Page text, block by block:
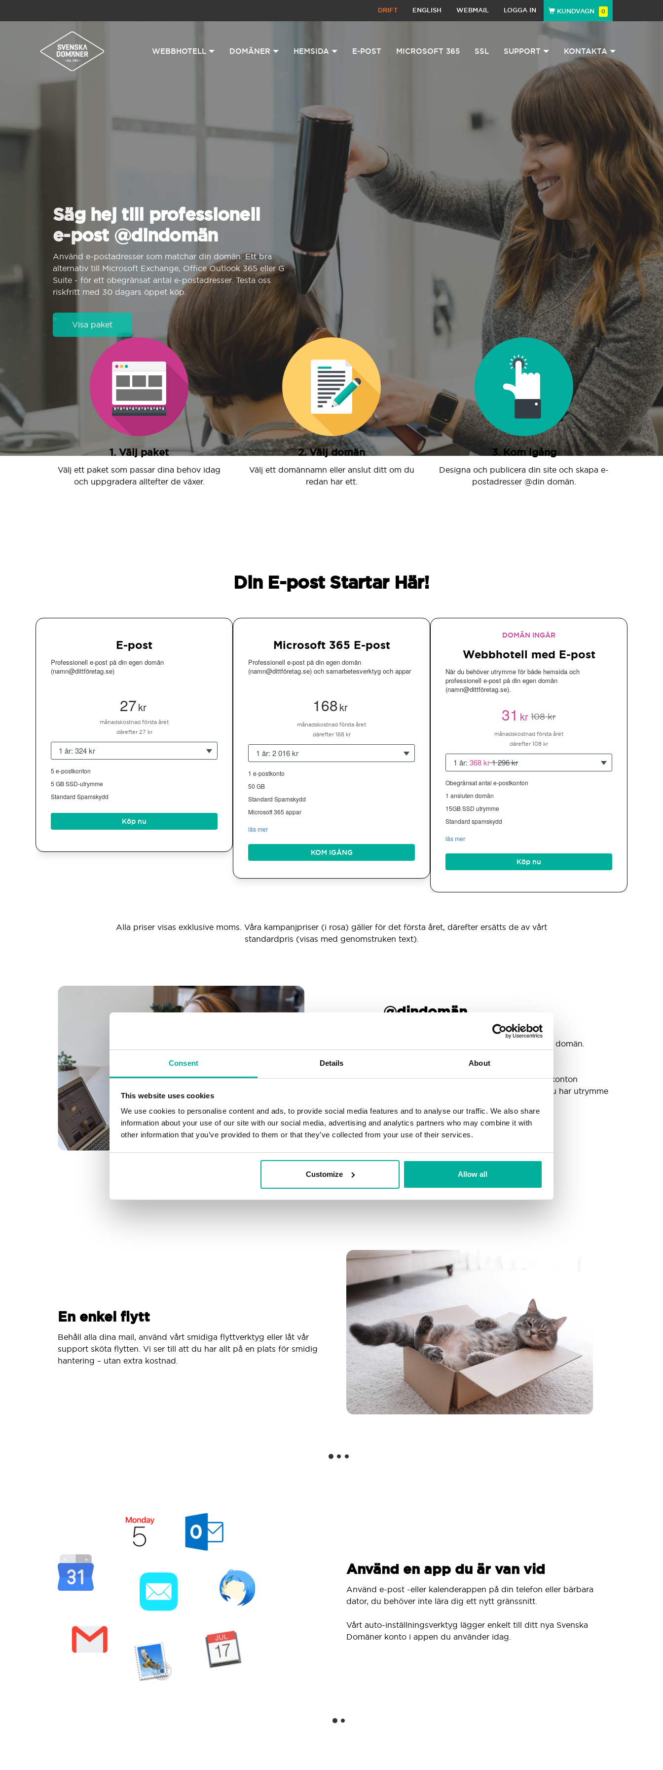
Consent Details About
This website uses cookies
We use cookies to personalise content and ads, to provide social media features and to analyse our traffic. We also share
information about your use of our site with our social media, advertising and analytics partners who may combine it with
other information that you’ve provided to them or that they’ve collected from your use of their services.
Customize Allow all
DRIFT ENGLISH WEBMAIL LOGGA IN KUNDVAGN 0
WEBBHOTELL DOMÄNER HEMSIDA E-POST MICROSOFT 365 SSL SUPPORT KONTAKTA
Säg hej till professionell
e-post @dindomän
Använd e-postadresser som matchar din domän. Ett bra
alternativ till Microsoft Exchange, Office Outlook 365 eller G
Suite - för ett obegränsat antal e-postadresser. Testa oss
riskfritt med 30 dagars öppet köp.
Visa paket
1. Välj paket
Välj ett paket som passar dina behov idag
och uppgradera alltefter de växer.
2. Välj domän
Välj ett domännamn eller anslut ditt om du
redan har ett.
3. Kom igång
Designa och publicera din site och skapa e-
postadresser @din domän.
Din E-post Startar Här!
E-post
Professionell e-post på din egen domän
(namn@dittföretag.se)
27kr
månadskostnad första året
därefter 27 kr
1 år: 324 kr
5 e-postkonton
5 GB SSD-utrymme
Standard Spamskydd
Köp nu
Microsoft 365 E-post
Professionell e-post på din egen domän
(namn@dittföretag.se) och samarbetesverktyg och appar
168kr
månadskostnad första året
därefter 168 kr
1 år: 2 016 kr
1 e-postkonto
50 GB
Standard Spamskydd
Microsoft 365 appar
läs mer
KOM IGÅNG
DOMÄN INGÅR
Webbhotell med E-post
När du behöver utrymme för både hemsida och
professionell e-post på din egen domän
(namn@dittföretag.se).
31kr 108 kr
månadskostnad första året
därefter 108 kr
1 år: 368 kr1 296 kr
Obegränsat antal e-postkonton
1 ansluten domän
15GB SSD utrymme
Standard spamskydd
läs mer
Köp nu
Alla priser visas exklusive moms. Våra kampanjpriser (i rosa) gäller för det första året, därefter ersätts de av vårt
standardpris (visas med genomstruken text).
_ _ _ @dindomän
Skapa så manga e-postkonton som du behöver @din domän.
Oroa dig inte för att fylla din inkorg eller behöva fler konton
allteftersom din verksamhet växer. Vi har sett till att du har utrymme
Koppla flera domäner
Koppla valfri domän till din inkorg.
En enkel flytt
Behåll alla dina mail, använd vårt smidiga flyttverktyg eller låt vår
support sköta flytten. Vi ser till att du har allt på en plats för smidig
hantering – utan extra kostnad.
Använd en app du är van vid
Använd e-post -eller kalenderappen på din telefon eller bärbara
dator, du behöver inte lära dig ett nytt gränssnitt.
Vårt auto-inställningsverktyg lägger enkelt till ditt nya Svenska
Domäner konto i appen du använder idag.